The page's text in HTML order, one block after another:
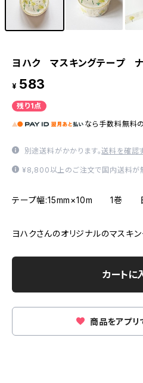
ヨハク マスキングテープ
¥ 583
残り1点
なら 手数料無料の
別途送料がかかります。送料を確認
¥8,800以上のご注文で国内送料が
テープ幅:15mm×10m 1巻
ヨハクさんのオリジナルのマスキ
カートに
商品をアプリ